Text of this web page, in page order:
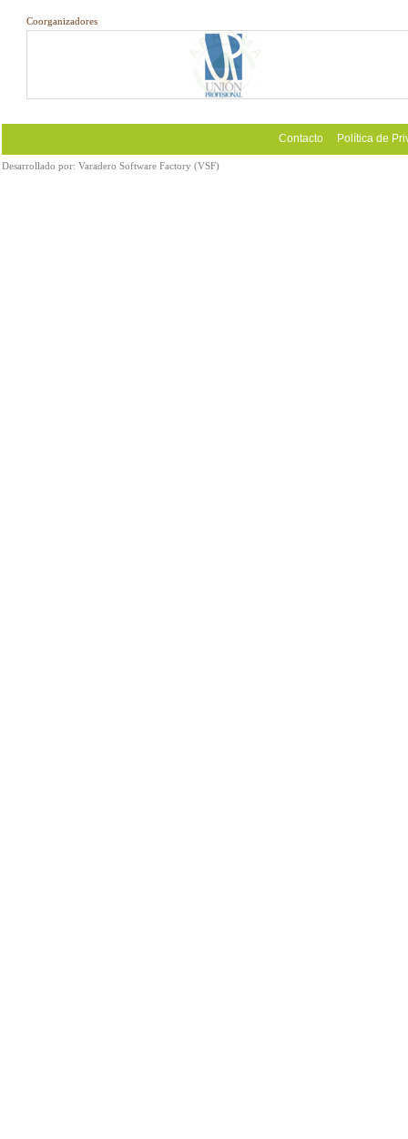
Coorganizadores
Contacto Política de
Desarrollado por: Varadero Software Factory (VSF)